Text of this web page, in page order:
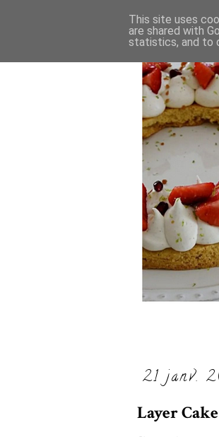
21 janv.
Layer
This site uses
are shared with
statistics, and to